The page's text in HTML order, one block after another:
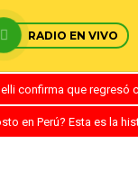
RADIO EN VIVO
confirma que regresó
en Perú? Esta es la